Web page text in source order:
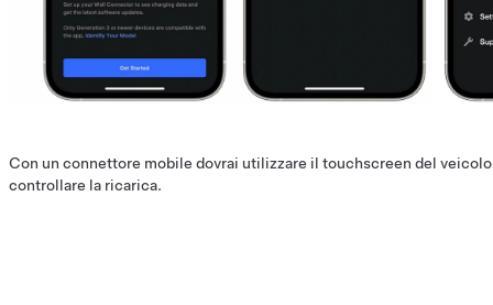
Con un connettore mobile dovrai utilizzare il touchscreen del
controllare la ricarica.